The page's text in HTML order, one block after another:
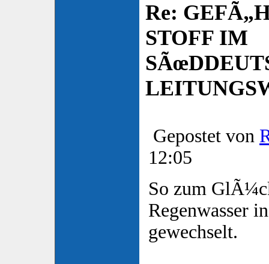
Re:
STOFF IM
Gepostet von
12:05
So zum
Regenwasser
gewechselt.